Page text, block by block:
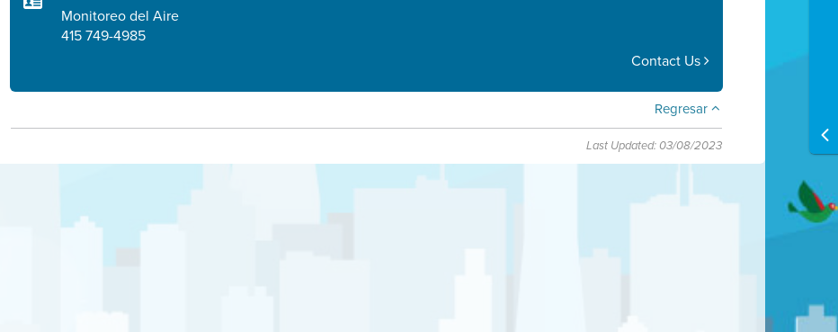
Monitoreo del Aire
415 749-4985
Contact Us
Regresar
Last Updated: 03/08/2023